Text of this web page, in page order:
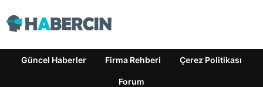
Güncel Haberler Firma Rehberi Çerez Politikası
Forum